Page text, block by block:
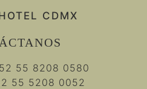
CDMX
55 8208 0580
55 5208 0052